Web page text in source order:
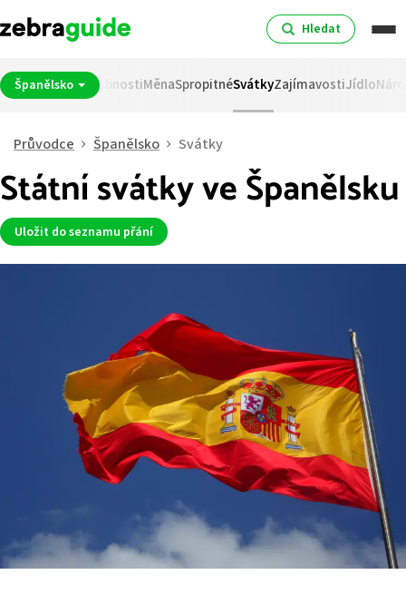
Hledat
Španělsko
místaOsobnostiMěnaSpropitnéSvátkyZajímavostiJídlo
Průvodce Španělsko Svátky
Státní svátky ve Španělsku
Uložit do seznamu přání